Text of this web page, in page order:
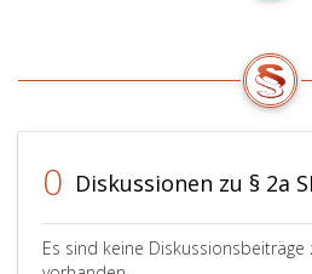
0 Diskussionen zu § 2a
Es sind keine Diskussionsbeiträge